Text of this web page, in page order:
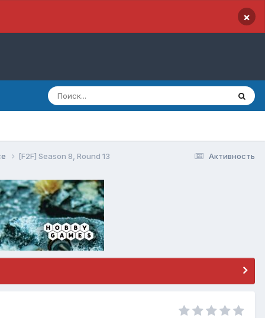
×
Активность
[F2F] Season 8, Round 13